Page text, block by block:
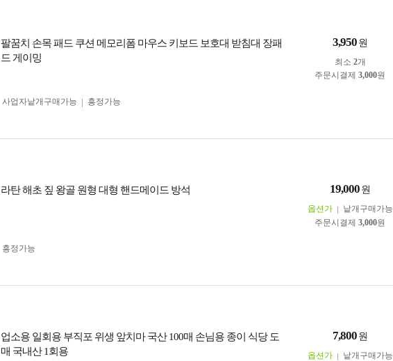
팔꿈치 손목 패드 쿠션 메모리폼 마우스 키보드 보호대 받침대 장패
드 게이밍
3,950 원
최소 2개
주문시결제 3,000원
사업자 낱개구매가능 흥정가능
라탄 해초 짚 왕골 원형 대형 핸드메이드 방석 19,000 원
옵션가
낱개구매가능
주문시결제 3,000원
흥정가능
업소용 일회용 부직포 위생 앞치마 국산 100매 손님용 종이 식당 도
매 국내산 1회용
7,800 원
옵션가
낱개구매가능